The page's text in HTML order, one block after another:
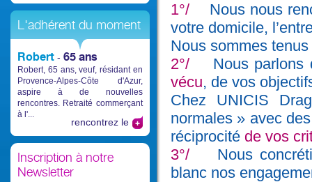
L'adhérent du moment
Robert - 65 ans
Robert, 65 ans, veuf, résidant en
Provence-Alpes-Côte d'Azur,
aspire à de nouvelles
rencontres. Retraité commerçant
à l'...
rencontrez le
Inscription à notre
Newsletter
1°/
Nous nous
votre domicile,
Nous sommes
2°/ Nous
vécu, de vos
Chez UNICIS
normales » avec
réciprocité de vos
3°/ Nous
blanc nos